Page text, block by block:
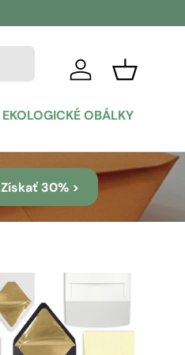
Prihlásiť sa
Košík
EKOLOGICKÉ OBÁLKY
Získať 30% >